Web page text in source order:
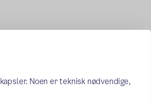
Noen er teknisk nødvendige,